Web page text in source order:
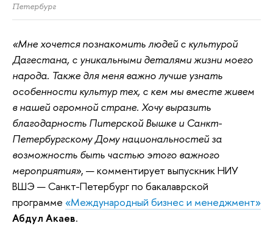
Петербург
«Мне хочется познакомить людей с культурой
Дагестана, с уникальными деталями жизни моего
народа. Также для меня важно лучше узнать
особенности культур тех, с кем мы вместе живем
в нашей огромной стране. Хочу выразить
благодарность Питерской Вышке и Санкт-
Петербургскому Дому национальностей за
возможность быть частью этого важного
мероприятия», — комментирует выпускник НИУ
ВШЭ — Санкт-Петербург по бакалаврской
программе «Международный бизнес и менеджмент»
Абдул Акаев.